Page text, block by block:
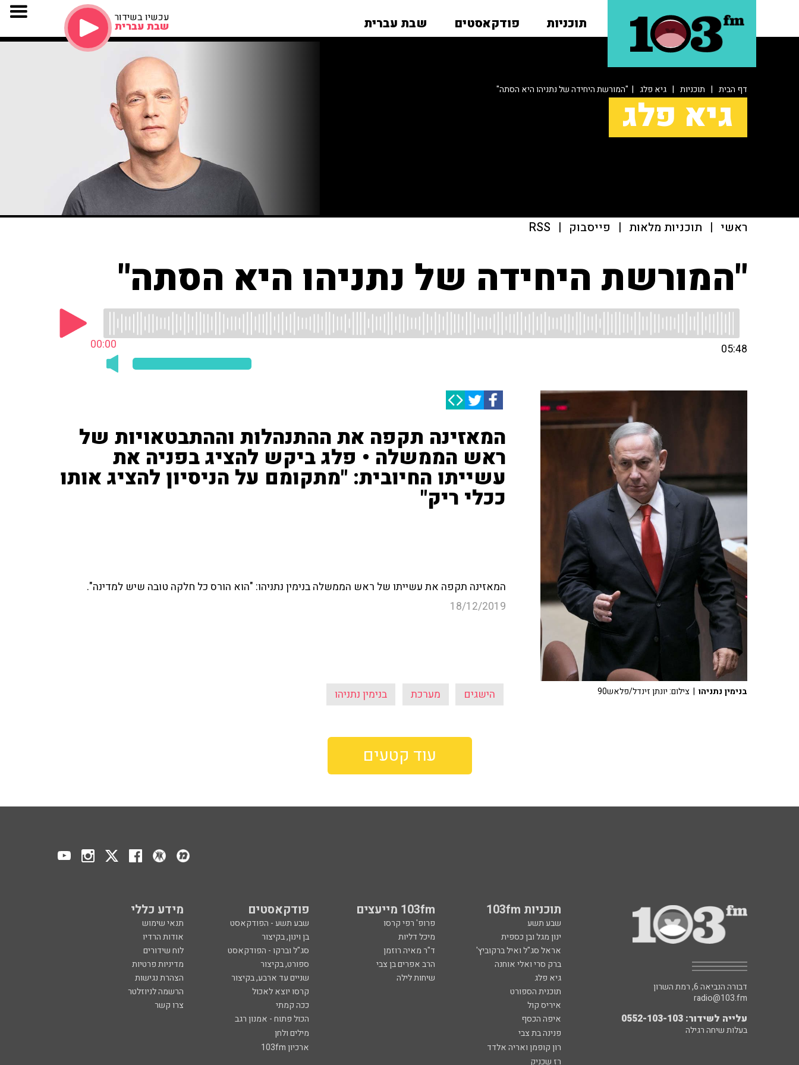
תוכניות פודקאסטים שבת עברית עכשיו בשידור
שבת עברית
דף הבית | תוכניות | גיא פלג | "המורשת היחידה של נתניהו היא הסתה"
גיא פלג
ראשי | תוכניות מלאות | פייסבוק |
RSS
"המורשת היחידה של נתניהו היא הסתה"
00:00 05:48
המאזינה תקפה את ההתנהלות וההתבטאויות של
ראש הממשלה • פלג ביקש להציג בפניה את
עשייתו החיובית: "מתקומם על הניסיון להציג אותו
ככלי ריק"
הישגים מערכת בנימין נתניהו
בנימין נתניהו | צילום: יונתן זינדל/פלאש90
עוד קטעים
שבע תשע פרופ' רפי קרסו שבע תשע - הפודקאסט
תנאי שימוש
ינון מגל ובן כספית
מיכל דליות בן וינון, בקיצור
אודות הרדיו
אראל סג"ל ואיל ברקוביץ'
ד"ר מאיה רוזמן סג"ל וברקו - הפודקאסט
לוח שידורים
ברק סרי ואלי אוחנה
הרב אפרים בן צבי ספורט, בקיצור
מדיניות פרטיות
גיא פלג
שיחות לילה שניים עד ארבע, בקיצור
הצהרת נגישות
תוכנית הספורט
קרסו יוצא לאכול
הרשמה לניוזלטר
איריס קול
ככה קמתי
צרו קשר
איפה הכסף
הכול פתוח - אמנון רגב
פנינה בת צבי
מילים ולחן
רון קופמן ואריה אלדד
ארכיון 103fm
רז שכניק
דבורה הנביאה 6, רמת השרון
radio@103.fm
עלייה לשידור: 0552-103-103
בעלות שיחה רגילה